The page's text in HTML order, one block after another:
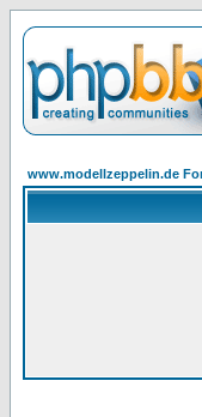
www.modellzeppelin.de